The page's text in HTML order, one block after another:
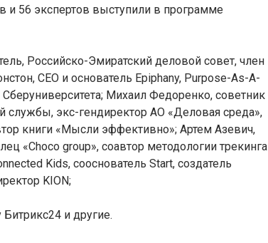
и 56 экспертов выступили в программе
Российско-Эмиратский деловой совет, член
CEO и основатель Epiphany, Purpose-As-A-
Михаил Федоренко, советник
службы, экс-гендиректор АО «Деловая среда»,
книги «Мысли эффективно»; Артем Азевич,
«Choco group», соавтор методологии трекинга
Kids, сооснователь Start, создатель
KION;
и другие.